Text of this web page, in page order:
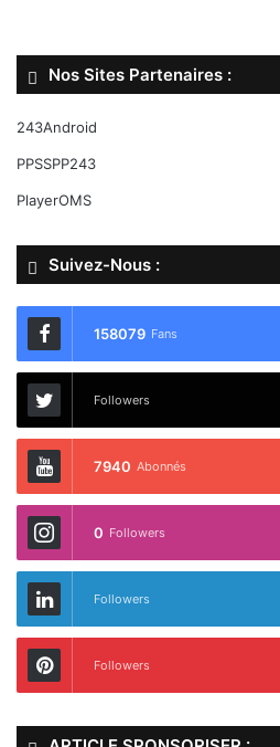
Nos Sites Partenaires :
243Android
PPSSPP243
PlayerOMS
Suivez-Nous :
158079 Fans
Followers
7940 Abonnés
0 Followers
Followers
Followers